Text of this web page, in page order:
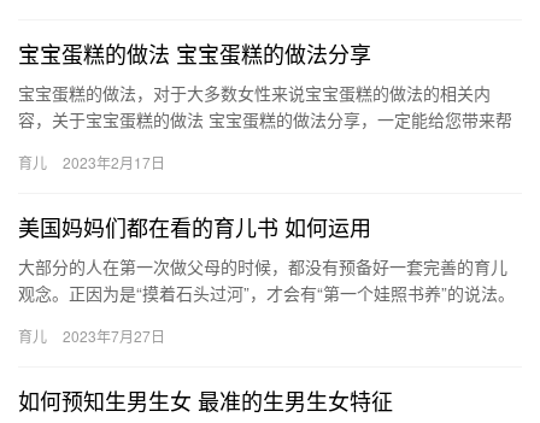
宝宝蛋糕的做法 宝宝蛋糕的做法分享
宝宝蛋糕的做法，对于大多数女性来说宝宝蛋糕的做法的相关内
容，关于宝宝蛋糕的做法 宝宝蛋糕的做法分享，一定能给您带来帮
育儿 2023年2月17日
美国妈妈们都在看的育儿书 如何运用
大部分的人在第一次做父母的时候，都没有预备好一套完善的育儿
观念。正因为是“摸着石头过河”，才会有“第一个娃照书养”的说法。
育儿 2023年7月27日
如何预知生男生女 最准的生男生女特征